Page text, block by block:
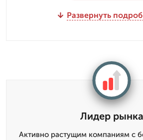
Развернуть
Лидер рынка
Активно растущим компаниям с